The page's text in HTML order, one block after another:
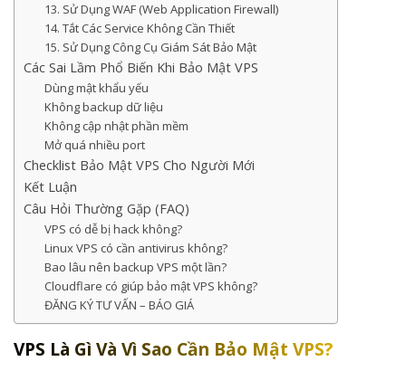
13. Sử Dụng WAF (Web Application Firewall)
14. Tắt Các Service Không Cần Thiết
15. Sử Dụng Công Cụ Giám Sát Bảo Mật
Các Sai Lầm Phổ Biến Khi Bảo Mật VPS
Dùng mật khẩu yếu
Không backup dữ liệu
Không cập nhật phần mềm
Mở quá nhiều port
Checklist Bảo Mật VPS Cho Người Mới
Kết Luận
Câu Hỏi Thường Gặp (FAQ)
VPS có dễ bị hack không?
Linux VPS có cần antivirus không?
Bao lâu nên backup VPS một lần?
Cloudflare có giúp bảo mật VPS không?
ĐĂNG KÝ TƯ VẤN – BÁO GIÁ
VPS Là Gì Và Vì Sao Cần Bảo Mật VPS?